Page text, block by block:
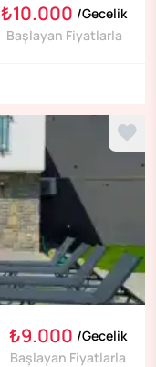
₺10.000 /Gecelik
Başlayan Fiyatlarla
₺9.000 /Gecelik
Başlayan Fiyatlarla